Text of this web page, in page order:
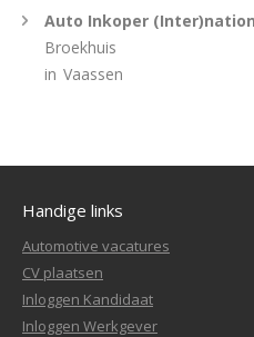
Auto Inkoper
Broekhuis
in Vaassen
Handige links
Automotive vacatures
CV plaatsen
Inloggen Kandidaat
Inloggen Werkgever